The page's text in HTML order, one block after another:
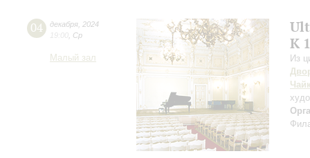
04 декабря 2024
19:00 Ср
Малый зал
К
Из